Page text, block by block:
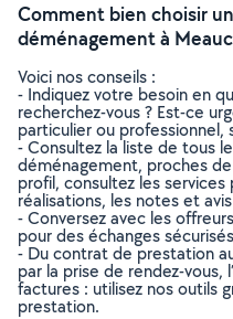
Comment bien choisir
déménagement à
Voici nos conseils :
- Indiquez votre besoin en
recherchez-vous ? Est-ce
particulier ou professionnel,
- Consultez la liste de tous
déménagement, proches
profil, consultez les
réalisations, les notes et
- Conversez avec les
pour des échanges
- Du contrat de prestation
par la prise de rendez-vous,
factures : utilisez nos outils
prestation.